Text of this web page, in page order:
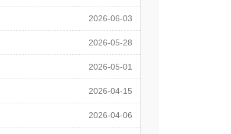
2026-06-03
2026-05-28
2026-05-01
2026-04-15
2026-04-06